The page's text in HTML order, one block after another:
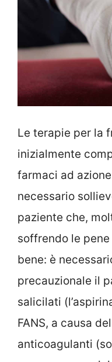
Le terapie per la
inizialmente
farmaci ad
necessario
paziente che,
soffrendo le pene
bene: è
precauzionale il
salicilati
FANS, a causa
anticoagulanti